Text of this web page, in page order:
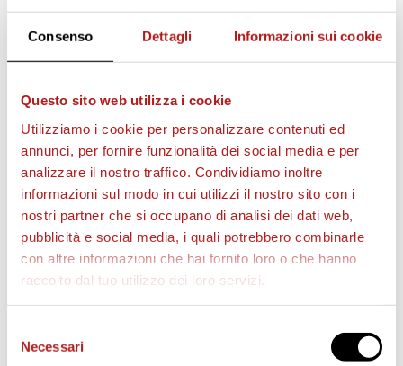
Consenso Dettagli Informazioni sui cookie
Questo sito web utilizza i cookie
Utilizziamo i cookie per personalizzare contenuti ed
annunci, per fornire funzionalità dei social media e per
analizzare il nostro traffico. Condividiamo inoltre
informazioni sul modo in cui utilizzi il nostro sito con i
nostri partner che si occupano di analisi dei dati web,
pubblicità e social media, i quali potrebbero combinarle
con altre informazioni che hai fornito loro o che hanno
raccolto dal tuo utilizzo dei loro servizi.
delNecessari